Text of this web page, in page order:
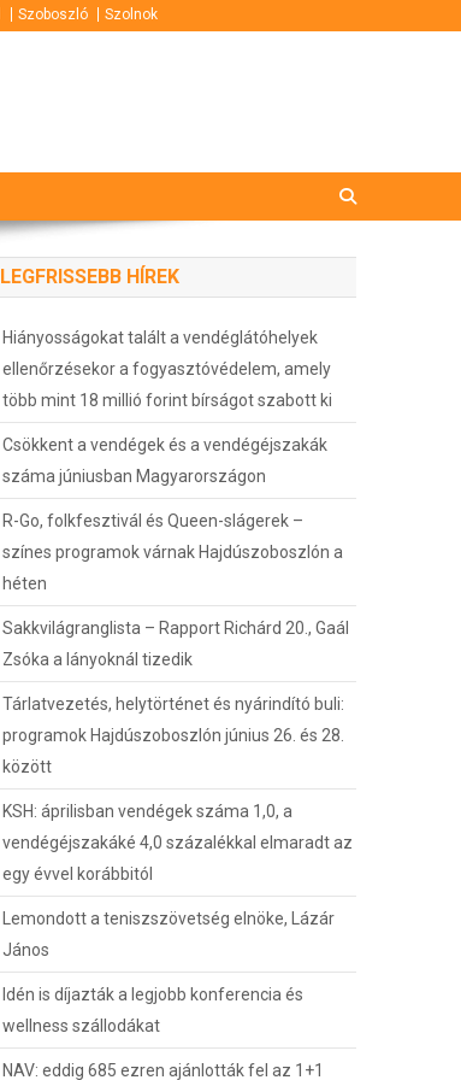
Szoboszló Szolnok
LEGFRISSEBB HÍREK
Hiányosságokat talált a vendéglátóhelyek
ellenőrzésekor a fogyasztóvédelem, amely
több mint 18 millió forint bírságot szabott ki
Csökkent a vendégek és a vendégéjszakák
száma júniusban Magyarországon
R-Go, folkfesztivál és Queen-slágerek –
színes programok várnak Hajdúszoboszlón a
héten
Sakkvilágranglista – Rapport Richárd 20., Gaál
Zsóka a lányoknál tizedik
Tárlatvezetés, helytörténet és nyárindító buli:
programok Hajdúszoboszlón június 26. és 28.
között
KSH: áprilisban vendégek száma 1,0, a
vendégéjszakáké 4,0 százalékkal elmaradt az
egy évvel korábbitól
Lemondott a teniszszövetség elnöke, Lázár
János
Idén is díjazták a legjobb konferencia és
wellness szállodákat
NAV: eddig 685 ezren ajánlották fel az 1+1